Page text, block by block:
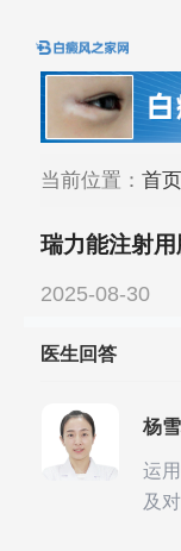
当前位置： 首页
瑞力能注射
2025-08-30
医生回答
杨
运
及